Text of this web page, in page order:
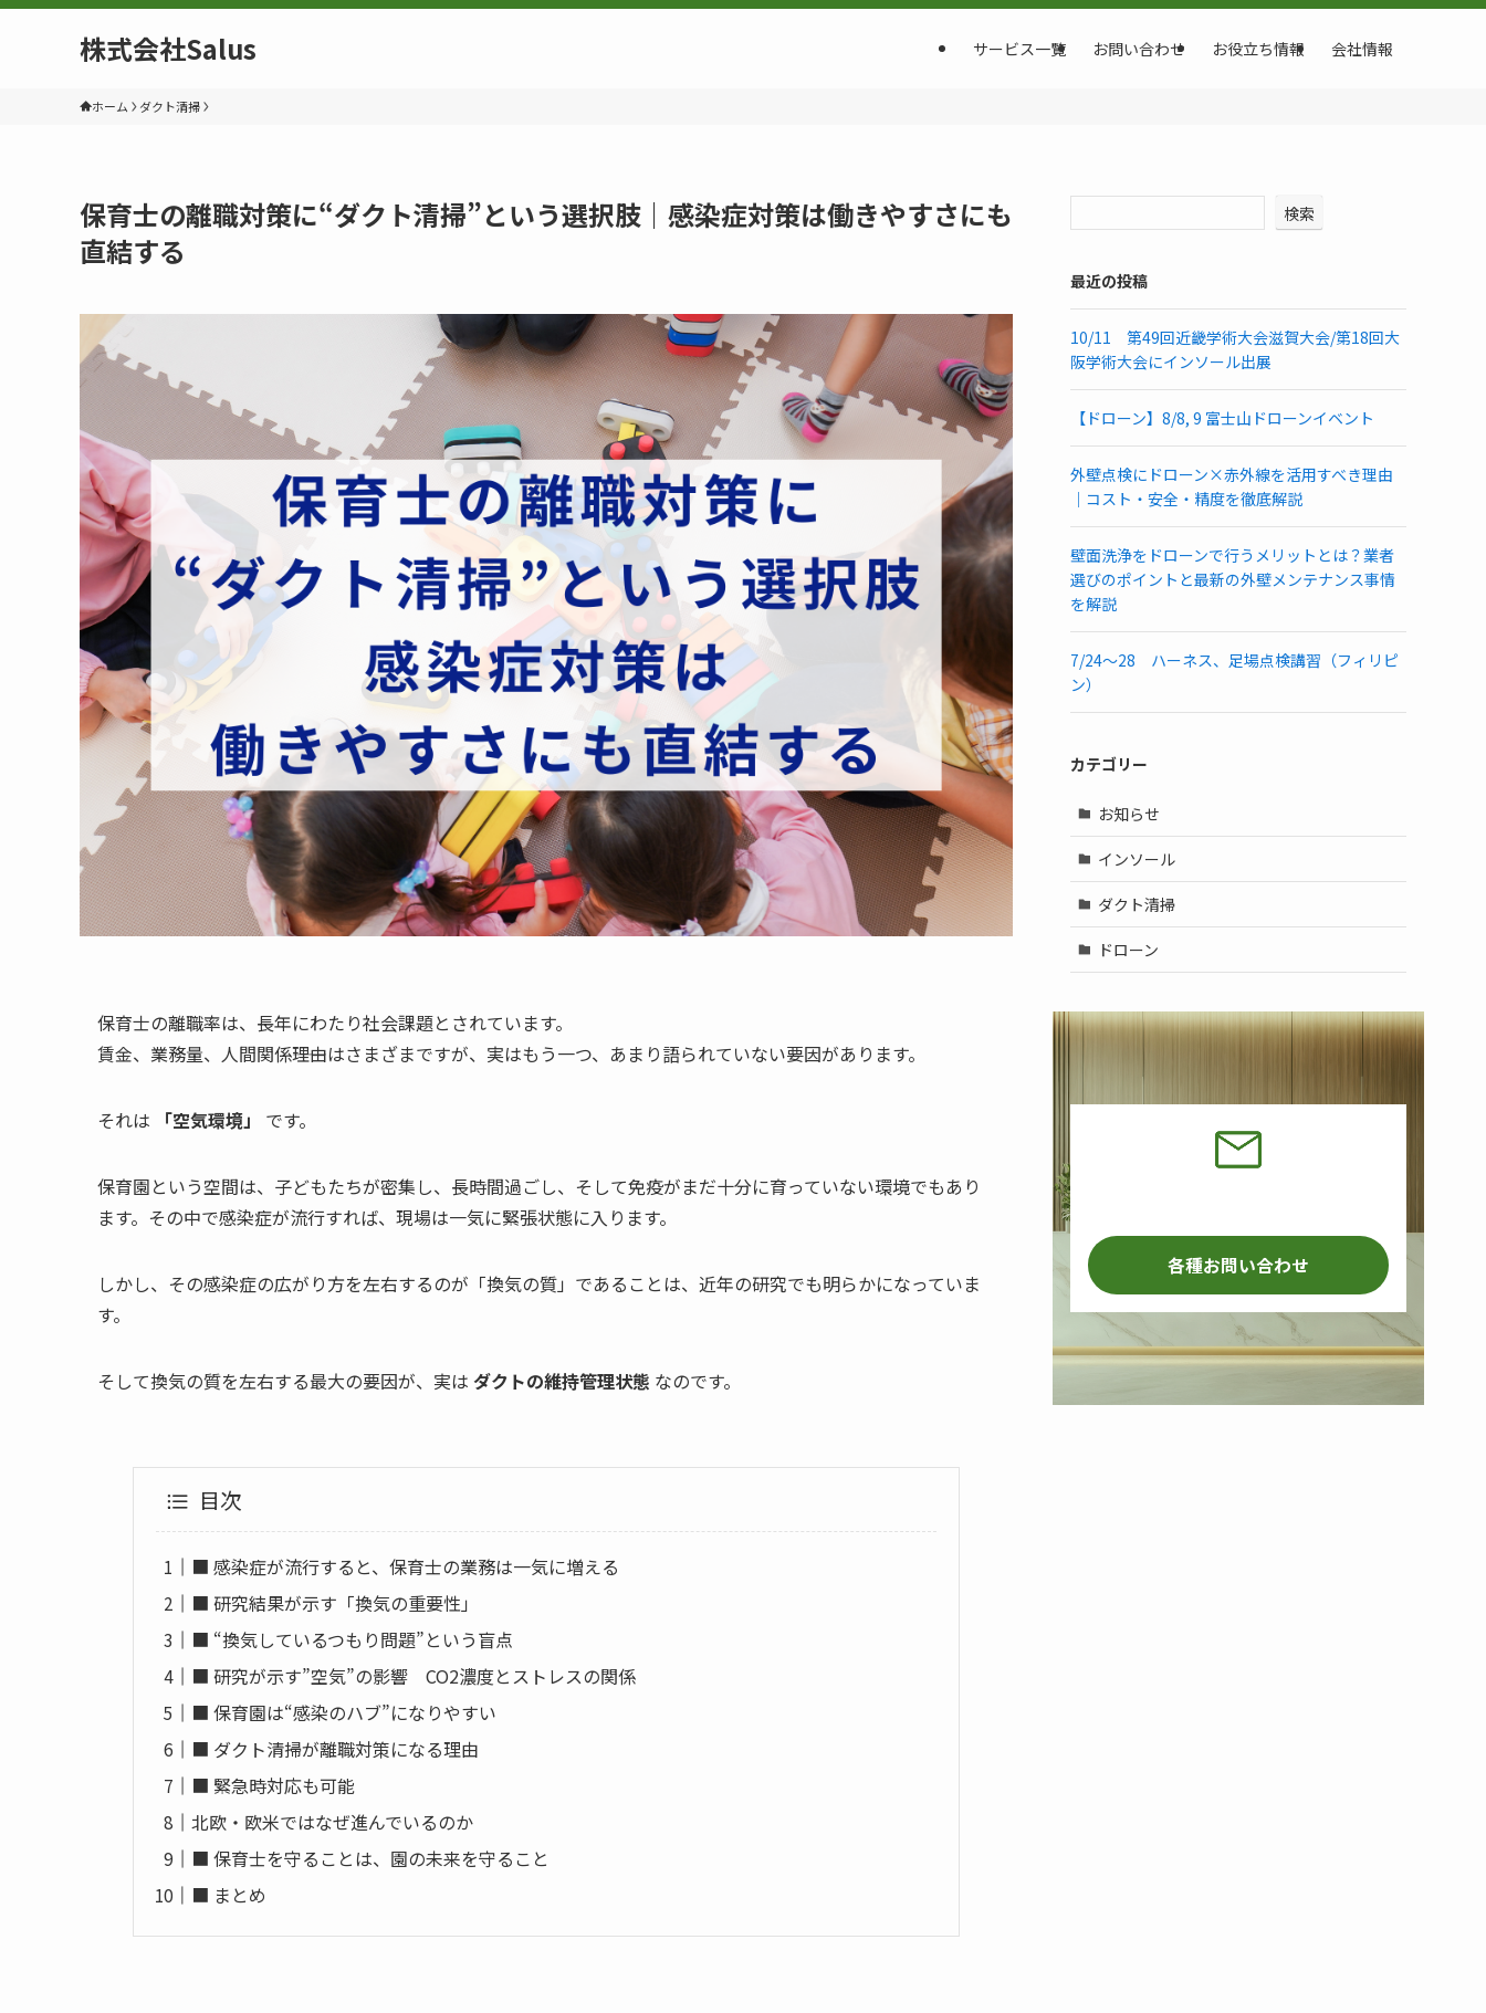
株式会社Salus サービス一覧 お問い合わせ お役立ち情報 会社情報
ホーム ダクト清掃
保育士の離職対策に“ダクト清掃”という選択肢｜感染症対策は働きやすさにも
直結する
保育士の離職率は、長年にわたり社会課題とされています。
賃金、業務量、人間関係――理由はさまざまですが、実はもう一つ、あまり語られていない要因があります。
それは 「空気環境」 です。
保育園という空間は、子どもたちが密集し、長時間過ごし、そして免疫がまだ十分に育っていない環境でもあり
ます。その中で感染症が流行すれば、現場は一気に緊張状態に入ります。
しかし、その感染症の広がり方を左右するのが「換気の質」であることは、近年の研究でも明らかになっていま
す。
そして換気の質を左右する最大の要因が、実は ダクトの維持管理状態 なのです。
目次
■ 感染症が流行すると、保育士の業務は一気に増える
■ 研究結果が示す「換気の重要性」
■ “換気しているつもり問題”という盲点
■ 研究が示す”空気”の影響 CO2濃度とストレスの関係
■ 保育園は“感染のハブ”になりやすい
■ ダクト清掃が離職対策になる理由
■ 緊急時対応も可能
北欧・欧米ではなぜ進んでいるのか
■ 保育士を守ることは、園の未来を守ること
■ まとめ
検索
最近の投稿
10/11 第49回近畿学術大会滋賀大会/第18回大
阪学術大会にインソール出展
【ドローン】8/8, 9 富士山ドローンイベント
外壁点検にドローン×赤外線を活用すべき理由
｜コスト・安全・精度を徹底解説
壁面洗浄をドローンで行うメリットとは？業者
選びのポイントと最新の外壁メンテナンス事情
を解説
7/24〜28 ハーネス、足場点検講習（フィリピ
ン）
カテゴリー
お知らせ
インソール
ダクト清掃
ドローン
各種お問い合わせ